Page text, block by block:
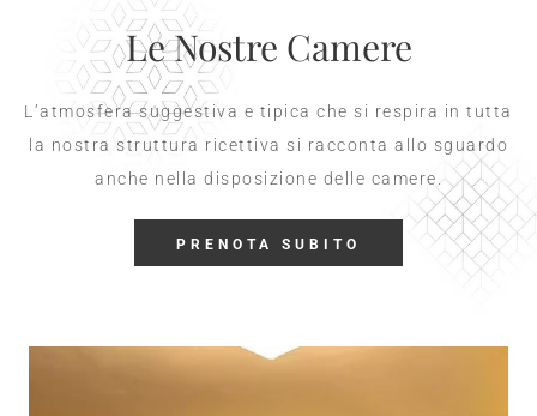
Le Nostre Camere
L’atmosfera suggestiva e tipica che si respira in tutta
la nostra struttura ricettiva si racconta allo sguardo
anche nella disposizione delle camere.
PRENOTA SUBITO